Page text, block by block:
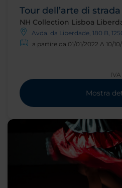
Tour dell’arte di
NH Collection Lisboa
Avda. da Liberdade, 180 B,
a partire da 01/01/2022 A 10/
Mostra